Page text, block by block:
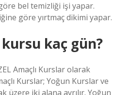
bel temizliği işi yapar.
göre yırtmaç dikimi yapar.
kaç gün?
Amaçlı Kurslar olarak
Kurslar; Yoğun Kurslar ve
üzere iki alana ayrılır. Yoğun